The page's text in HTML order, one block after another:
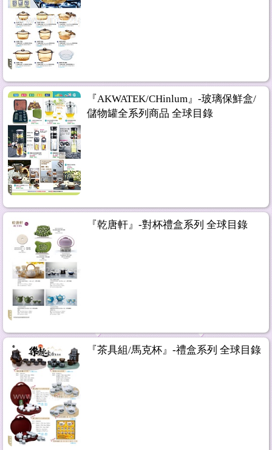
『AKWATEK/CHinlum』-玻璃保鮮盒/
儲物罐全系列商品 全球目錄
『乾唐軒』-對杯禮盒系列 全球目錄
『茶具組/馬克杯』-禮盒系列 全球目錄